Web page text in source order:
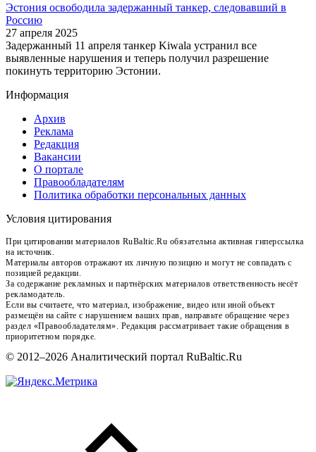
Эстония освободила задержанный танкер, следовавший в
Россию
27 апреля 2025
Задержанный 11 апреля танкер Kiwala устранил все
выявленные нарушения и теперь получил разрешение
покинуть территорию Эстонии.
Информация
Архив
Реклама
Редакция
Вакансии
О портале
Правообладателям
Политика обработки персональных данных
Условия цитирования
При цитировании материалов RuBaltic.Ru обязательна активная гиперссылка
на источник.
Материалы авторов отражают их личную позицию и могут не совпадать с
позицией редакции.
За содержание рекламных и партнёрских материалов ответственность несёт
рекламодатель.
Если вы считаете, что материал, изображение, видео или иной объект
размещён на сайте с нарушением ваших прав, направьте обращение через
раздел «Правообладателям». Редакция рассматривает такие обращения в
приоритетном порядке.
© 2012–2026 Аналитический портал RuBaltic.Ru